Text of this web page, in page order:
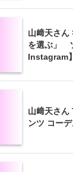
山﨑天さん
を選ぶ」
Instagram】
山﨑天さん
ンツ コー